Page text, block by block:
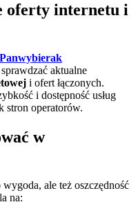
oferty internetu i
Panwybierak
aktualne
i ofert łączonych.
i dostępność usług
stron operatorów.
w
ale też oszczędność
na: